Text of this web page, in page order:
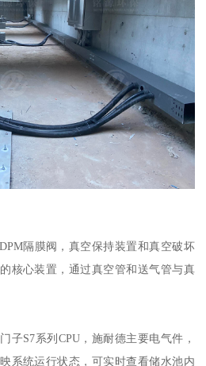
隔膜阀，真空保持装置和真空破坏
核心装置，通过真空管和送气管与真
子S7系列CPU，施耐德主要电气件，
系统运行状态，可实时查看储水池内